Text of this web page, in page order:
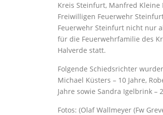
Kreis Steinfurt, Manfred
Freiwilligen Feuerwehr
Feuerwehr Steinfurt nicht nur
für die Feuerwehrfamilie des
Halverde statt.
Folgende Schiedsrichter
Michael Küsters – 10 Jahre,
Jahre sowie Sandra Igelbrink –
Fotos: (Olaf Wallmeyer (Fw